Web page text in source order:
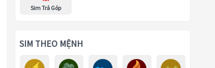
Sim Trả Góp
SIM THEO MỆNH